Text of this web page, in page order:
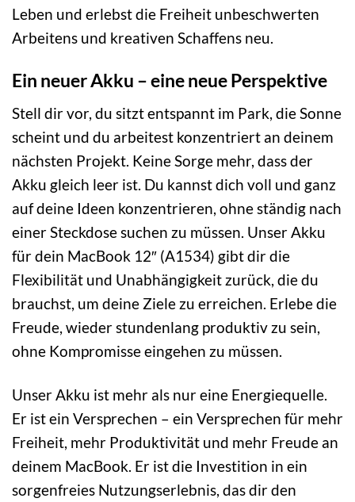
Leben und erlebst die Freiheit unbeschwerten
Arbeitens und kreativen Schaffens neu.
Ein neuer Akku – eine neue Perspektive
Stell dir vor, du sitzt entspannt im Park, die Sonne
scheint und du arbeitest konzentriert an deinem
nächsten Projekt. Keine Sorge mehr, dass der
Akku gleich leer ist. Du kannst dich voll und ganz
auf deine Ideen konzentrieren, ohne ständig nach
einer Steckdose suchen zu müssen. Unser Akku
für dein MacBook 12″ (A1534) gibt dir die
Flexibilität und Unabhängigkeit zurück, die du
brauchst, um deine Ziele zu erreichen. Erlebe die
Freude, wieder stundenlang produktiv zu sein,
ohne Kompromisse eingehen zu müssen.
Unser Akku ist mehr als nur eine Energiequelle.
Er ist ein Versprechen – ein Versprechen für mehr
Freiheit, mehr Produktivität und mehr Freude an
deinem MacBook. Er ist die Investition in ein
sorgenfreies Nutzungserlebnis, das dir den